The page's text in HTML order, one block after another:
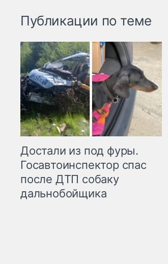
Публикации по теме
Достали из под фуры.
Госавтоинспектор спас
после ДТП собаку
дальнобойщика